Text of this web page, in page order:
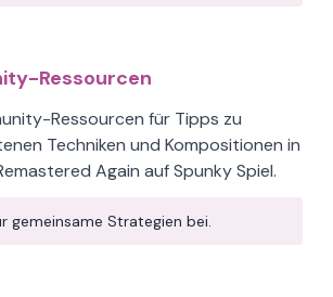
Ressourcen
Ressourcen für Tipps zu
Techniken und Kompositionen in
Again auf Spunky Spiel.
gemeinsame Strategien bei.